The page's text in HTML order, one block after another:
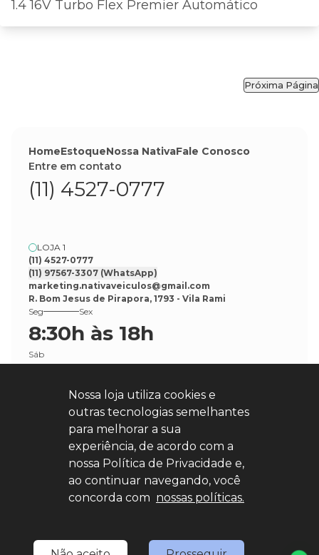
1.4 16V Turbo Flex Premier Automático
Próxima Página
HomeEstoqueNossa NativaFale Conosco
Entre em contato
(11) 4527-0777
LOJA 1
(11) 4527-0777
(11) 97567-3307 (WhatsApp)
marketing.nativaveiculos@gmail.com
R. Bom Jesus de Pirapora, 1793 - Vila Rami
Seg
Sex
8:30h às 18h
Sáb
Explore nosso sucesso
Desenvolvido porsync
Nossa loja utiliza cookies e
outras tecnologias semelhantes
para melhorar a sua
experiência, de acordo com a
nossa Política de Privacidade e,
ao continuar navegando, você
concorda com nossas políticas.